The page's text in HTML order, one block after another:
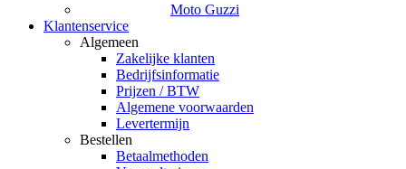
Moto Guzzi
Klantenservice
Algemeen
Zakelijke klanten
Bedrijfsinformatie
Prijzen / BTW
Algemene voorwaarden
Levertermijn
Bestellen
Betaalmethoden